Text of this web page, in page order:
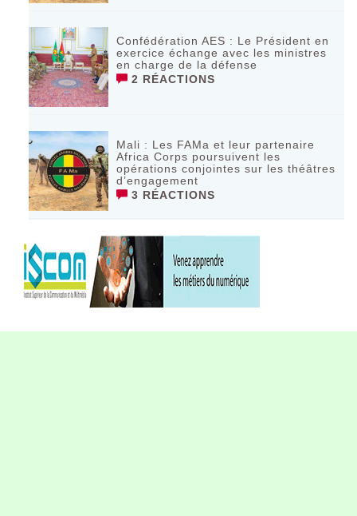
Confédération AES : Le Président en
exercice échange avec les ministres
en charge de la défense
2 RÉACTIONS
Mali : Les FAMa et leur partenaire
Africa Corps poursuivent les
opérations conjointes sur les théâtres
d’engagement
3 RÉACTIONS